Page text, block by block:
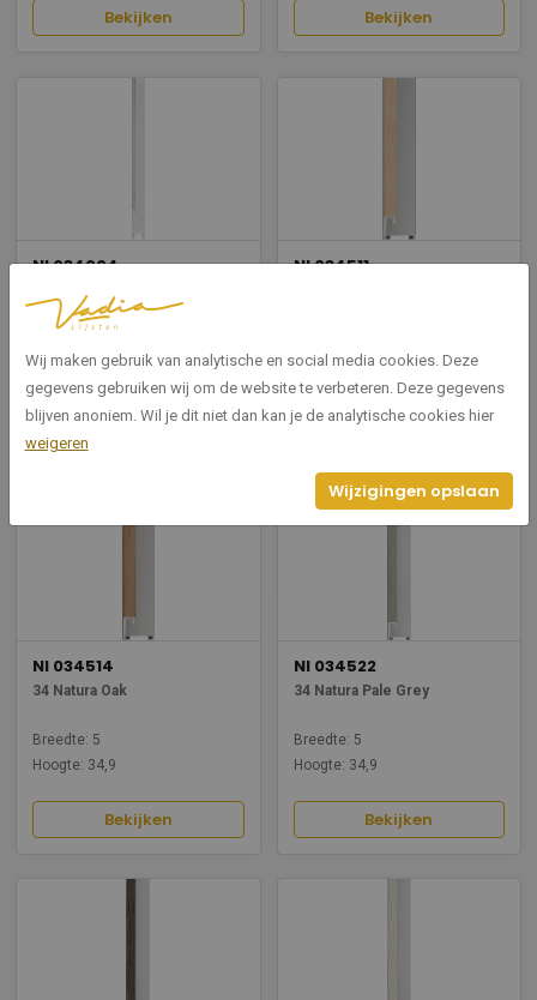
Bekijken Bekijken
NI 034004
Hoogte: 34,9
Bekijken
NI 034511
Hoogte: 34,9
Bekijken
NI 034514
34 Natura Oak
Breedte: 5
Hoogte: 34,9
Bekijken
NI 034522
34 Natura Pale Grey
Breedte: 5
Hoogte: 34,9
Bekijken
Wij maken gebruik van analytische en social media cookies. Deze
gegevens gebruiken wij om de website te verbeteren. Deze gegevens
blijven anoniem. Wil je dit niet dan kan je de analytische cookies hier
weigeren
Wijzigingen opslaan